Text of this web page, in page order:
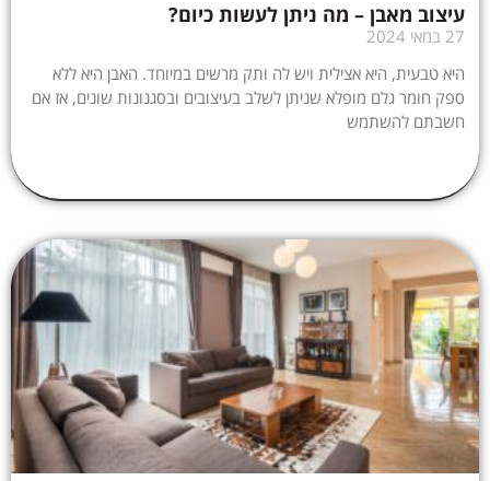
עיצוב מאבן – מה ניתן לעשות כיום?
27 במאי 2024
היא טבעית, היא אצילית ויש לה ותק מרשים במיוחד. האבן היא ללא
ספק חומר גלם מופלא שניתן לשלב בעיצובים ובסגנונות שונים, אז אם
חשבתם להשתמש